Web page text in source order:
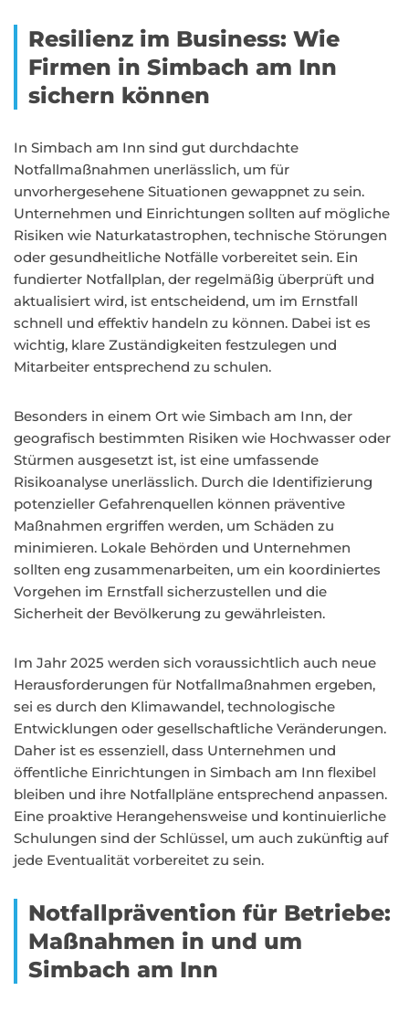
Resilienz im Business: Wie
Firmen in Simbach am Inn
sichern können
In Simbach am Inn sind gut durchdachte
Notfallmaßnahmen unerlässlich, um für
unvorhergesehene Situationen gewappnet zu sein.
Unternehmen und Einrichtungen sollten auf mögliche
Risiken wie Naturkatastrophen, technische Störungen
oder gesundheitliche Notfälle vorbereitet sein. Ein
fundierter Notfallplan, der regelmäßig überprüft und
aktualisiert wird, ist entscheidend, um im Ernstfall
schnell und effektiv handeln zu können. Dabei ist es
wichtig, klare Zuständigkeiten festzulegen und
Mitarbeiter entsprechend zu schulen.
Besonders in einem Ort wie Simbach am Inn, der
geografisch bestimmten Risiken wie Hochwasser oder
Stürmen ausgesetzt ist, ist eine umfassende
Risikoanalyse unerlässlich. Durch die Identifizierung
potenzieller Gefahrenquellen können präventive
Maßnahmen ergriffen werden, um Schäden zu
minimieren. Lokale Behörden und Unternehmen
sollten eng zusammenarbeiten, um ein koordiniertes
Vorgehen im Ernstfall sicherzustellen und die
Sicherheit der Bevölkerung zu gewährleisten.
Im Jahr 2025 werden sich voraussichtlich auch neue
Herausforderungen für Notfallmaßnahmen ergeben,
sei es durch den Klimawandel, technologische
Entwicklungen oder gesellschaftliche Veränderungen.
Daher ist es essenziell, dass Unternehmen und
öffentliche Einrichtungen in Simbach am Inn flexibel
bleiben und ihre Notfallpläne entsprechend anpassen.
Eine proaktive Herangehensweise und kontinuierliche
Schulungen sind der Schlüssel, um auch zukünftig auf
jede Eventualität vorbereitet zu sein.
Notfallprävention für Betriebe:
Maßnahmen in und um
Simbach am Inn